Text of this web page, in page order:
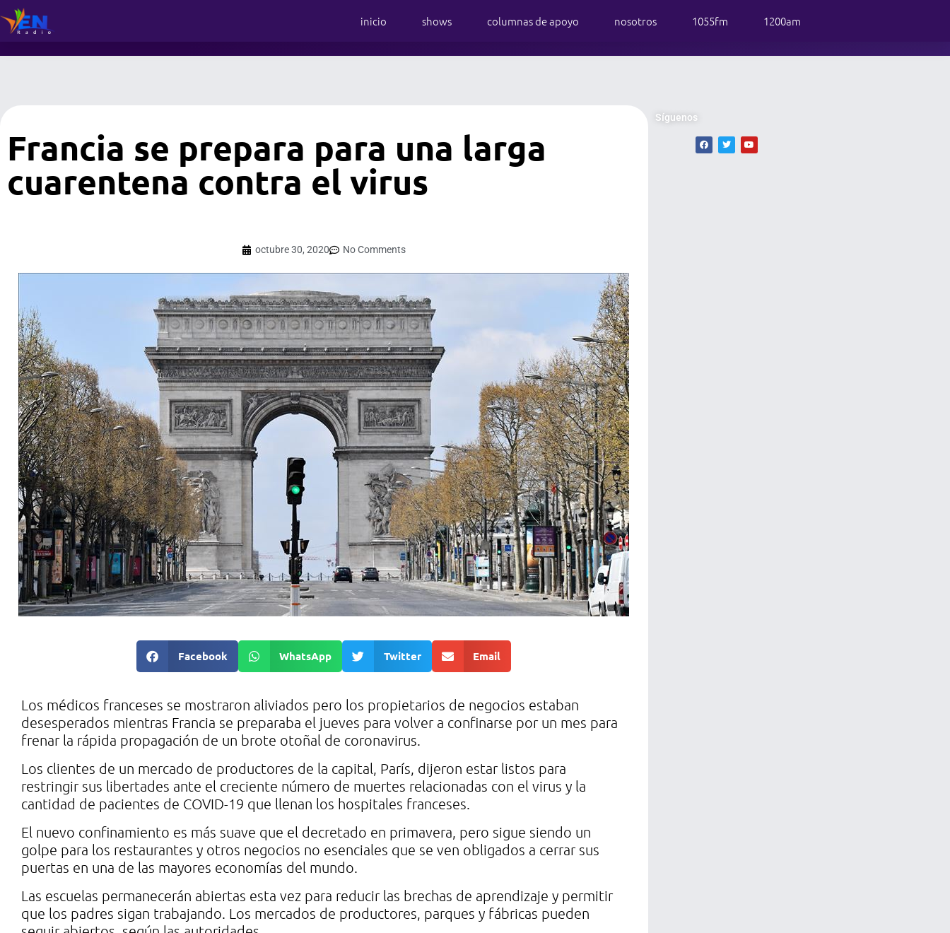
inicio shows columnas de apoyo nosotros 1055fm 1200am
Francia se prepara para una larga
cuarentena contra el virus
octubre 30, 2020 No Comments
Facebook WhatsApp Twitter Email
Los médicos franceses se mostraron aliviados pero los propietarios de negocios estaban
desesperados mientras Francia se preparaba el jueves para volver a confinarse por un mes para
frenar la rápida propagación de un brote otoñal de coronavirus.
Los clientes de un mercado de productores de la capital, París, dijeron estar listos para
restringir sus libertades ante el creciente número de muertes relacionadas con el virus y la
cantidad de pacientes de COVID-19 que llenan los hospitales franceses.
El nuevo confinamiento es más suave que el decretado en primavera, pero sigue siendo un
golpe para los restaurantes y otros negocios no esenciales que se ven obligados a cerrar sus
puertas en una de las mayores economías del mundo.
Las escuelas permanecerán abiertas esta vez para reducir las brechas de aprendizaje y permitir
que los padres sigan trabajando. Los mercados de productores, parques y fábricas pueden
Síguenos